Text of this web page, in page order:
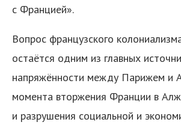
с Францией».
Вопрос французского
остаётся одним из главных
напряжённости между Парижем и
момента вторжения Франции в
и разрушения социальной и